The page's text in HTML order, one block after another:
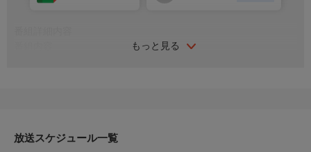
もっと見る
利に導くため、ある計画を進める。一方、人々の悲しみのエネル
放送スケジュール一覧